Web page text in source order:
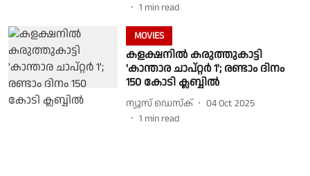
1 min read
MOVIES
കളക്ഷനിൽ കരുത്തുകാട്ടി
'കാന്താര ചാപ്റ്റർ 1'; രണ്ടാം ദിനം
150 കോടി ക്ലബ്ബിൽ
ന്യൂസ് ഡെസ്ക്
04 Oct 2025
1 min read